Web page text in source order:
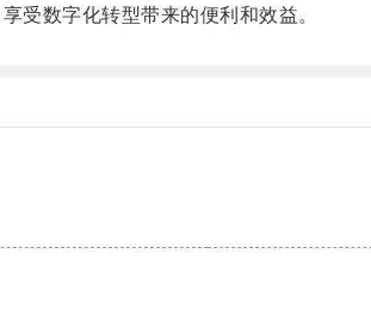
数字化转型带来的便利和效益。